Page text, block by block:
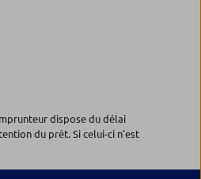
dispose du délai
du prêt. Si celui-ci n'est